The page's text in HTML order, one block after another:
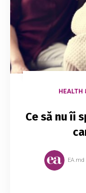
HEALTH
Ce să nu îi
EA.md